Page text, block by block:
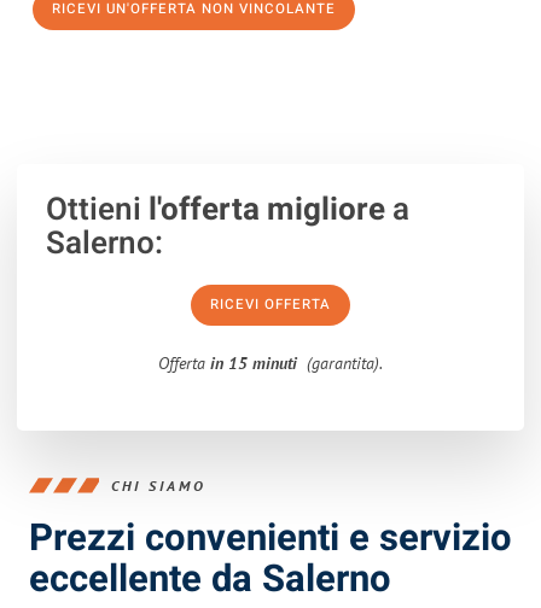
RICEVI UN'OFFERTA NON VINCOLANTE
Ottieni l'offerta migliorea
Salerno:
RICEVI OFFERTA
Offerta in 15 minuti (garantita).
CHI SIAMO
Prezzi convenienti e servizio
eccellente da Salerno